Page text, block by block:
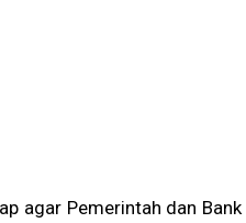
agar Pemerintah dan